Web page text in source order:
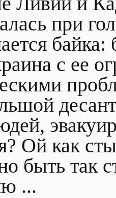
при
с ее
Ой как
быть так
...